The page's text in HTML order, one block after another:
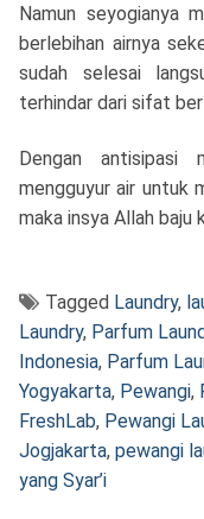
Namun seyogianya
berlebihan airnya
sudah selesai
terhindar dari sifat
Dengan antisipasi
mengguyur air untuk
maka insya Allah baju
Tagged Laundry,
Laundry, Parfum
Indonesia, Parfum
Yogyakarta, Pewangi,
FreshLab, Pewangi
Jogjakarta, pewangi
yang Syar’i